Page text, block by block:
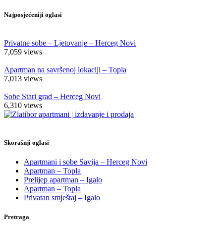
Najposjećeniji oglasi
Privatne sobe – Ljetovanje – Herceg Novi
7,059 views
Apartman na savršenoj lokaciji – Topla
7,013 views
Sobe Stari grad – Herceg Novi
6,310 views
Skorašnji oglasi
Apartmani i sobe Savija – Herceg Novi
Apartman – Topla
Prelijep apartman – Igalo
Apartman – Topla
Privatan smještaj – Igalo
Pretraga